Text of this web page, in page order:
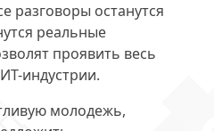
разговоры останутся
реальные
проявить весь
индустрии.
молодежь,